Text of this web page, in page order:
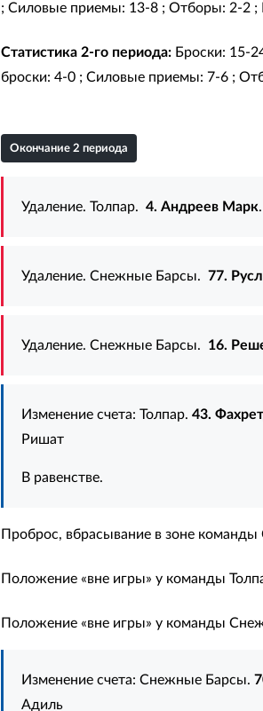
; Силовые приемы: 13-8 ; Отборы: 2-2 ;
Статистика 2-го периода:Броски: 15-
броски: 4-0 ; Силовые приемы: 7-6 ;
Окончание 2 периода
Удаление. Толпар. 4. Андреев Марк
Удаление. Снежные Барсы. 77.
Удаление. Снежные Барсы. 16.
Изменение счета: Толпар. 43.
Ришат
В равенстве.
Проброс, вбрасывание в зоне
Положение «вне игры» у команды
Положение «вне игры» у команды
Изменение счета: Снежные Барсы.
Адиль